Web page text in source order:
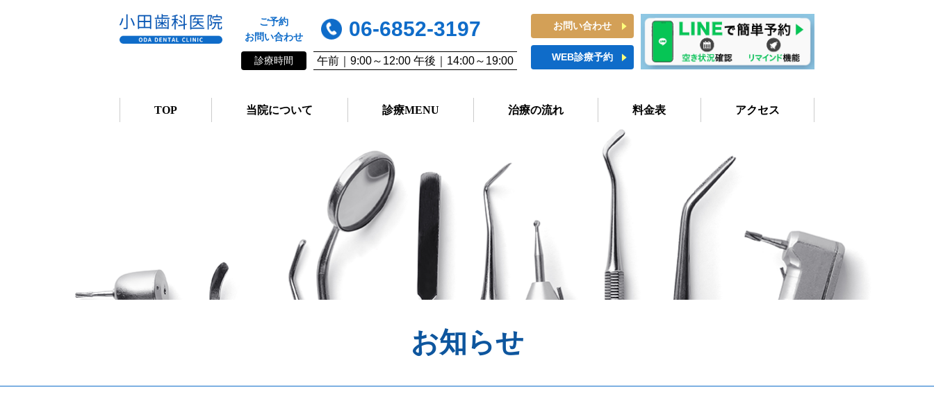
ご予約
お問い合わせ
06-6852-3197
診療時間 午前｜9:00～12:00 午後｜14:00～19:00
お問い合わせ
WEB診療予約
TOP 当院について 診療MENU 治療の流れ 料金表 アクセス
お知らせ